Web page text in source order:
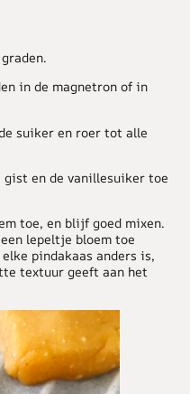
in de magnetron of in
suiker en roer tot alle
gist en de vanillesuiker toe
toe, en blijf goed mixen.
lepeltje bloem toe
pindakaas anders is,
textuur geeft aan het